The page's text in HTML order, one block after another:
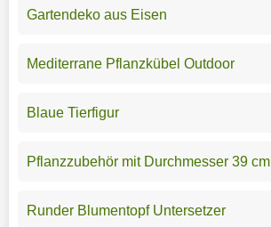
Gartendeko aus Eisen
Mediterrane Pflanzkübel Outdoor
Blaue Tierfigur
Pflanzzubehör mit Durchmesser 39 cm
Runder Blumentopf Untersetzer